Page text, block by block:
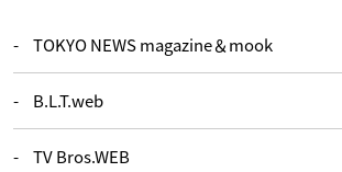
TOKYO NEWS magazine＆mook
B.L.T.web
TV Bros.WEB